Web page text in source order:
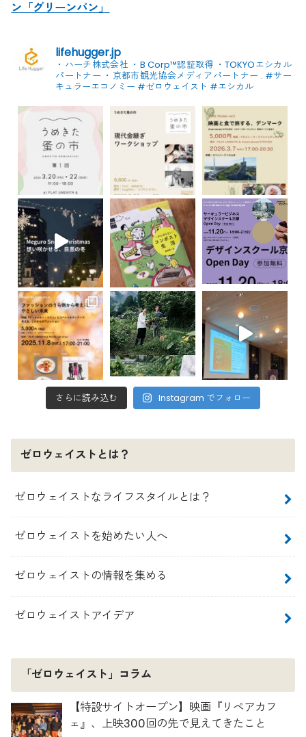
ン「グリーンパン」
lifehugger.jp
・ハーチ株式会社 ・B Corp™認証取得 ・TOKYOエシカル
パートナー ・京都市観光協会メディアパートナー . #サー
キュラーエコノミー #ゼロウェイスト #エシカル
さらに読み込む Instagram でフォロー
ゼロウェイストとは？
ゼロウェイストなライフスタイルとは？
ゼロウェイストを始めたい人へ
ゼロウェイストの情報を集める
ゼロウェイストアイデア
「ゼロウェイスト」コラム
【特設サイトオープン】映画『リペアカフ
ェ』、上映300回の先で見えてきたこと